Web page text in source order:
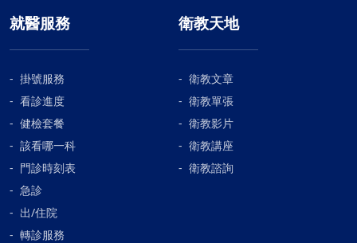
就醫服務
掛號服務
看診進度
健檢套餐
該看哪一科
門診時刻表
急診
出/住院
轉診服務
衛教天地
衛教文章
衛教單張
衛教影片
衛教講座
衛教諮詢